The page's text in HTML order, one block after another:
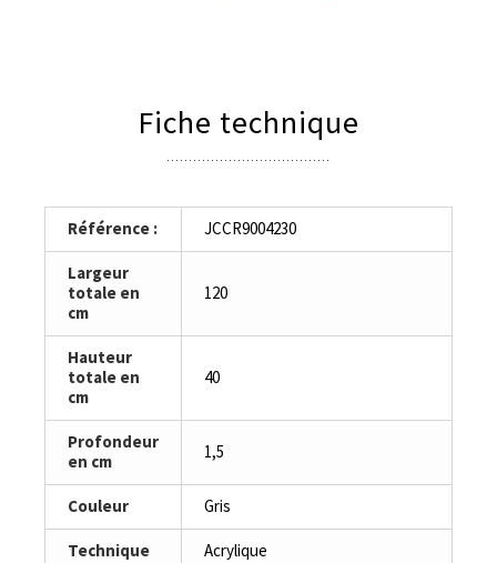
Fiche technique
Référence : JCCR9004230
Largeur
totale en
cm
120
Hauteur
totale en
cm
40
Profondeur
en cm
1,5
Couleur Gris
Technique Acrylique